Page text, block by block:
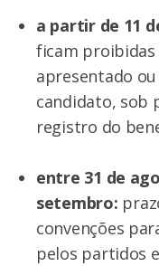
a partir de 11
ficam
apresentado
candidato, sob
registro do
entre 31 de
setembro:
convenções
pelos partidos